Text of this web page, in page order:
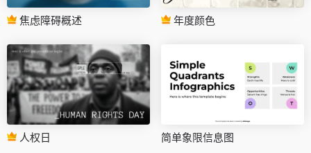
焦虑障碍概述 年度颜色
人权日 简单象限信息图